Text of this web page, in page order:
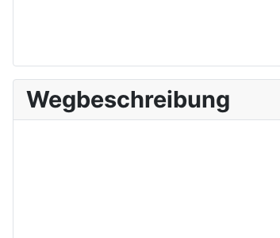
Wegbeschreibung